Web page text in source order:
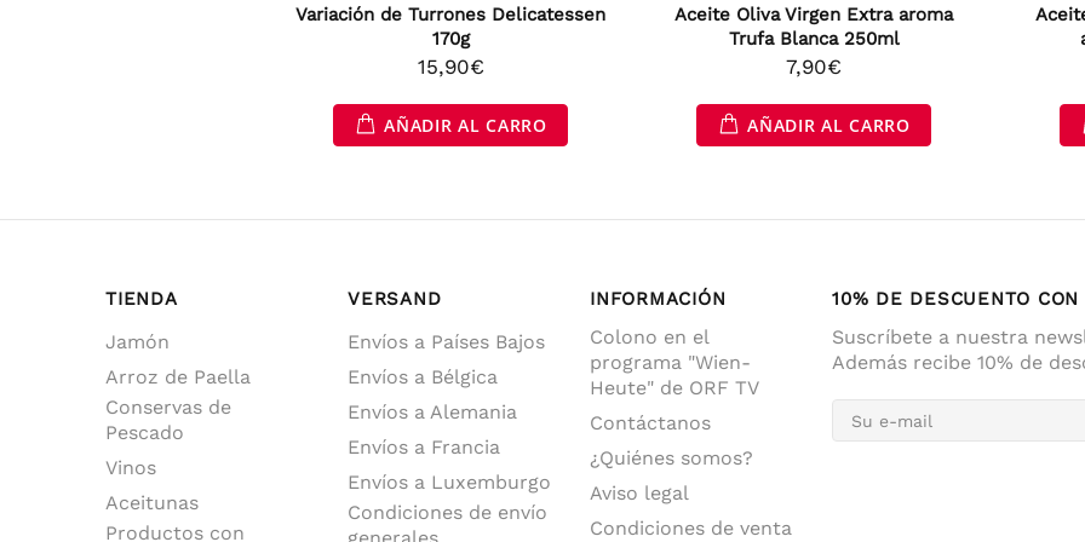
Variación de Turrones Delicatessen
170g
15,90€
AÑADIR AL CARRO
Aceite Oliva Virgen Extra aroma
Trufa Blanca 250ml
7,90€
AÑADIR AL CARRO
TIENDA
Jamón
Arroz de Paella
Conservas de
Pescado
Vinos
Aceitunas
Productos con
VERSAND
Envíos a Países Bajos
Envíos a Bélgica
Envíos a Alemania
Envíos a Francia
Envíos a Luxemburgo
Condiciones de envío
INFORMACIÓN
Colono en el
programa "Wien-
Heute" de ORF TV
Contáctanos
¿Quiénes somos?
Aviso legal
Condiciones de venta
10% DE DESCUENTO
Suscríbete a nuestra
Además recibe 10% de